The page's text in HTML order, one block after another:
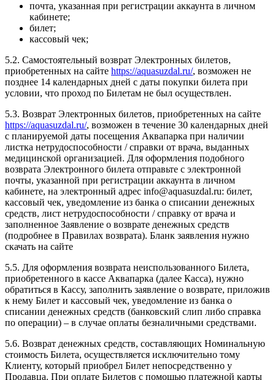
почта, указанная при регистрации аккаунта в личном
кабинете;
билет;
кассовый чек;
5.2. Самостоятельный возврат Электронных билетов,
приобретенных на сайте https://aquasuzdal.ru/, возможен не
позднее 14 календарных дней с даты покупки билета при
условии, что проход по Билетам не был осуществлен.
5.3. Возврат Электронных билетов, приобретенных на сайте
https://aquasuzdal.ru/, возможен в течение 30 календарных дней
с планируемой даты посещения Аквапарка при наличии
листка нетрудоспособности / справки от врача, выданных
медицинской организацией. Для оформления подобного
возврата Электронного билета отправьте с электронной
почты, указанной при регистрации аккаунта в личном
кабинете, на электронный адрес info@aquasuzdal.ru: билет,
кассовый чек, уведомление из банка о списании денежных
средств, лист нетрудоспособности / справку от врача и
заполненное Заявление о возврате денежных средств
(подробнее в Правилах возврата). Бланк заявления нужно
скачать на сайте
5.5. Для оформления возврата неиспользованного Билета,
приобретенного в кассе Аквапарка (далее Касса), нужно
обратиться в Кассу, заполнить заявление о возврате, приложив
к нему Билет и кассовый чек, уведомление из банка о
списании денежных средств (банковский слип либо справка
по операции) – в случае оплаты безналичными средствами.
5.6. Возврат денежных средств, составляющих Номинальную
стоимость Билета, осуществляется исключительно тому
Клиенту, который приобрел Билет непосредственно у
Продавца. При оплате Билетов с помощью платежной карты